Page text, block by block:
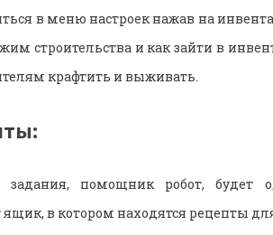
в меню настроек нажав на
строительства и как зайти в
крафтить и выживать.
задания, помощник робот, будет
в котором находятся рецепты